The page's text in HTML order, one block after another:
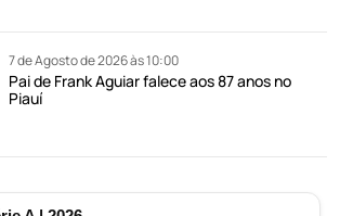
7 de Agosto de 2026 às 10:00
Pai de Frank Aguiar falece aos 87 anos no
Piauí